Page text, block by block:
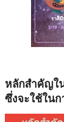
หลักสำคัญใ
ซึ่งจะใช้ใน